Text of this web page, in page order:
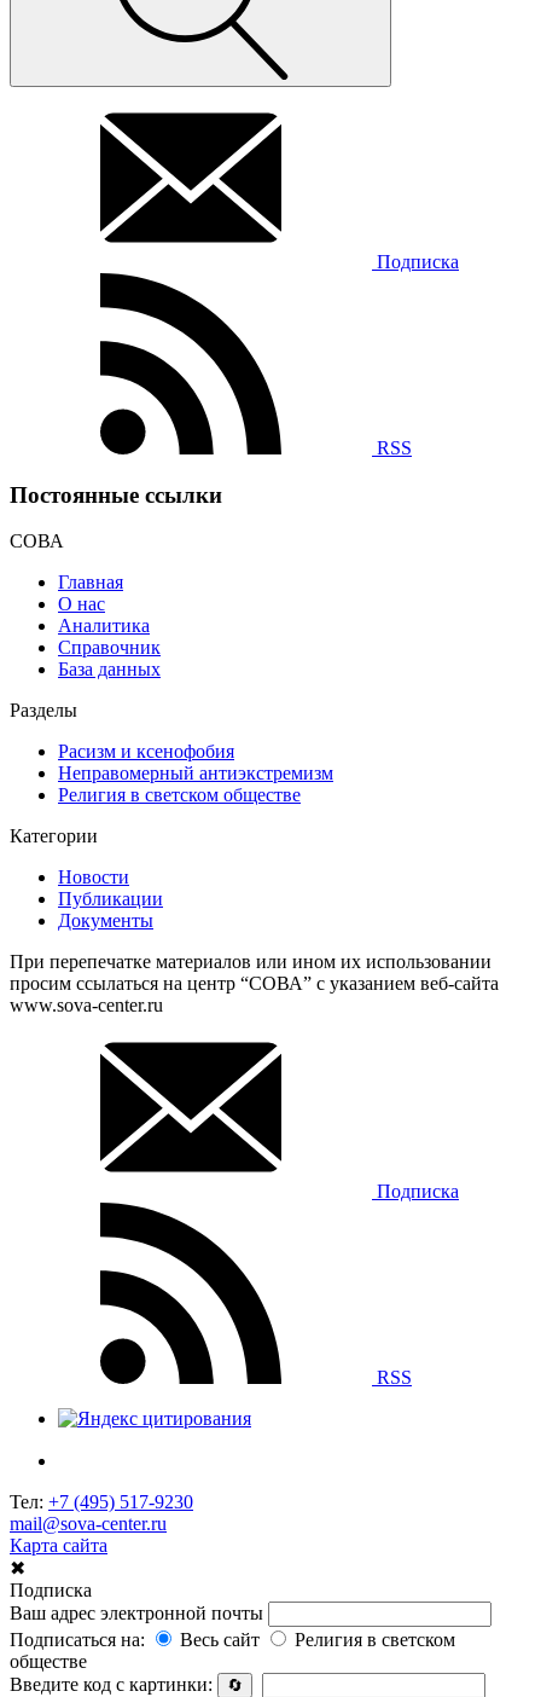
Подписка
RSS
Постоянные ссылки
СОВА
Главная
О нас
Аналитика
Справочник
База данных
Разделы
Расизм и ксенофобия
Неправомерный антиэкстремизм
Религия в светском обществе
Категории
Новости
Публикации
Документы
При перепечатке материалов или ином их использовании
просим ссылаться на центр “СОВА” с указанием веб-сайта
www.sova-center.ru
Подписка
RSS
Тел: +7 (495) 517-9230
mail@sova-center.ru
Карта сайта
✖
Подписка
Ваш адрес электронной почты
Подписаться на:
Весь сайт
Религия в светском
обществе
Введите код с картинки:
🔄